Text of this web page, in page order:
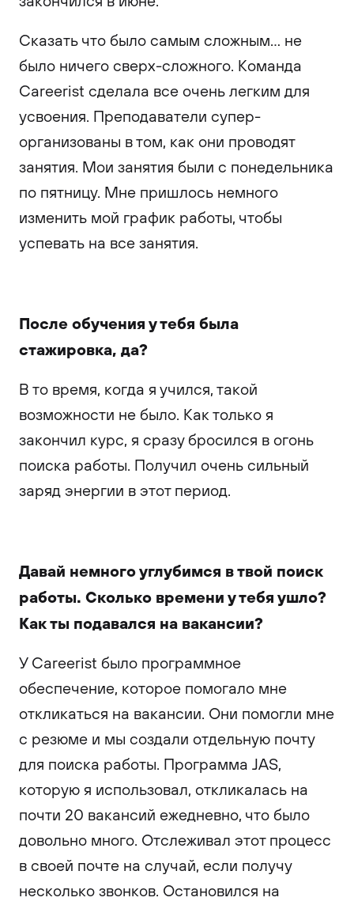
Сказать что было самым сложным… не
было ничего сверх-сложного. Команда
Careerist сделала все очень легким для
усвоения. Преподаватели супер-
организованы в том, как они проводят
занятия. Мои занятия были с понедельника
по пятницу. Мне пришлось немного
изменить мой график работы, чтобы
успевать на все занятия.
После обучения у тебя была
стажировка, да?
В то время, когда я учился, такой
возможности не было. Как только я
закончил курс, я сразу бросился в огонь
поиска работы. Получил очень сильный
заряд энергии в этот период.
Давай немного углубимся в твой поиск
работы. Сколько времени у тебя ушло?
Как ты подавался на вакансии?
У Careerist было программное
обеспечение, которое помогало мне
откликаться на вакансии. Они помогли мне
с резюме и мы создали отдельную почту
для поиска работы. Программа JAS,
которую я использовал, откликалась на
почти 20 вакансий ежедневно, что было
довольно много. Отслеживал этот процесс
в своей почте на случай, если получу
несколько звонков. Остановился на